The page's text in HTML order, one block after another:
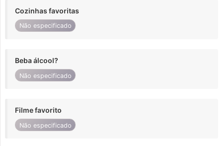
Cozinhas favoritas
Não especificado
Beba álcool?
Não especificado
Filme favorito
Não especificado